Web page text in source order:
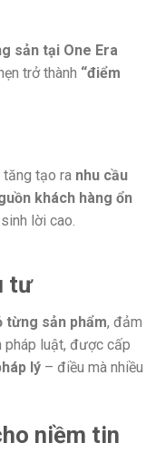
sản tại One Era
trở thành “điểm
tăng tạo ra nhu cầu
khách hàng ổn
lời cao.
tư
từng sản phẩm, đảm
pháp luật, được cấp
lý – điều mà nhiều
niềm tin